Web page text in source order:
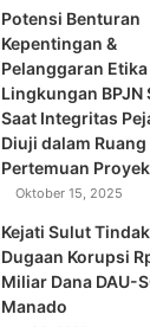
Potensi Benturan
Kepentingan &
Pelanggaran
Lingkungan BPJN
Saat Integritas
Diuji dalam Ruang
Pertemuan Proyek
Oktober 15, 2025
Kejati Sulut
Dugaan Korupsi
Miliar Dana DAU-
Manado